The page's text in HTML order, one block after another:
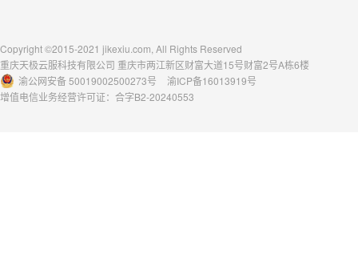
Copyright ©2015-2021 jikexiu.com, All Rights Reserved
重庆天极云服科技有限公司 重庆市两江新区财富大道15号财富2号A栋6楼
渝公网安备 50019002500273号
渝ICP备16013919号
增值电信业务经营许可证：合字B2-20240553